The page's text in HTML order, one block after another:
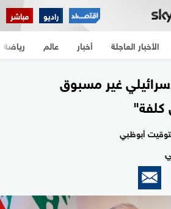
راديو مباشر
الأخبار العاجلة أخبار عالم رياضة
غير مسبوق
كلفة"